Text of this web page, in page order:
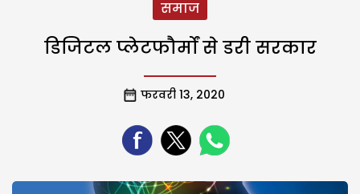
समाज
डिजिटल प्लेटफौर्मों से डरी सरकार
फरवरी 13, 2020